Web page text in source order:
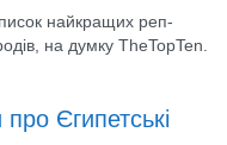
найкращих реп-
на думку TheTopTen.
Єгипетські